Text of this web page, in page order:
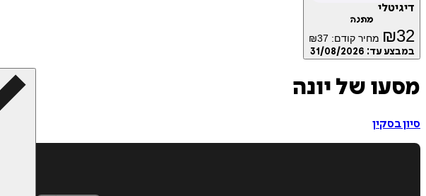
דיגיטלי
מתנה
₪32 מחיר קודם: ₪37
במבצע עד: 31/08/2026
מסעו של יונה
סיון בסקין